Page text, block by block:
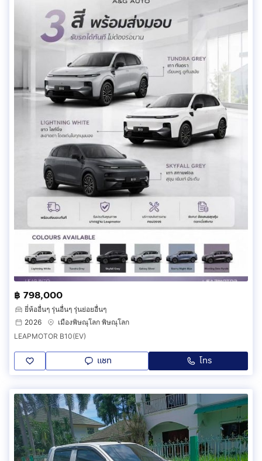
฿ 798,000
ยี่ห้ออื่นๆ รุ่นอื่นๆ รุ่นย่อยอื่นๆ
2026
เมืองพิษณุโลก พิษณุโลก
LEAPMOTOR B10(EV)
แชท โทร